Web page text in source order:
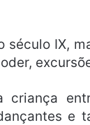
século IX,
criança
e